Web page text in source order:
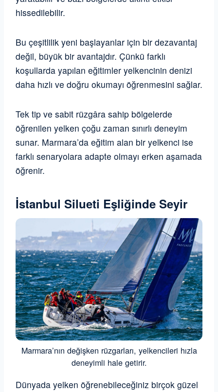
hissedilebilir.
Bu çeşitlilik yeni başlayanlar için bir dezavantaj
değil, büyük bir avantajdır. Çünkü farklı
koşullarda yapılan eğitimler yelkencinin denizi
daha hızlı ve doğru okumayı öğrenmesini sağlar.
Tek tip ve sabit rüzgâra sahip bölgelerde
öğrenilen yelken çoğu zaman sınırlı deneyim
sunar. Marmara’da eğitim alan bir yelkenci ise
farklı senaryolara adapte olmayı erken aşamada
öğrenir.
İstanbul Silueti Eşliğinde Seyir
Marmara’nın değişken rüzgarları, yelkencileri hızla
deneyimli hale getirir.
Dünyada yelken öğrenebileceğiniz birçok güzel